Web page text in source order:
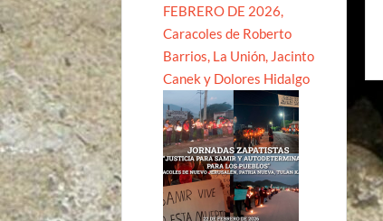
FEBRERO DE 2026,
Caracoles de Roberto
Barrios, La Unión, Jacinto
Canek y Dolores Hidalgo